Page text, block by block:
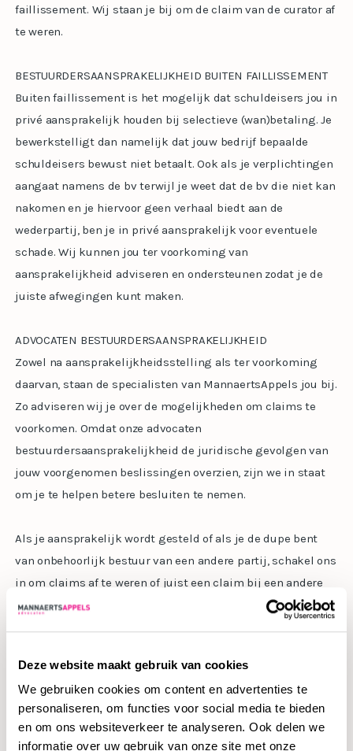
Deze website maakt gebruik van cookies
We gebruiken cookies om content en advertenties te
personaliseren, om functies voor social media te bieden
en om ons websiteverkeer te analyseren. Ook delen we
informatie over uw gebruik van onze site met onze
faillissement. Wij staan je bij om de claim van de curator af
te weren.
BESTUURDERSAANSPRAKELIJKHEID BUITEN FAILLISSEMENT
Buiten faillissement is het mogelijk dat schuldeisers jou in
privé aansprakelijk houden bij selectieve (wan)betaling. Je
bewerkstelligt dan namelijk dat jouw bedrijf bepaalde
schuldeisers bewust niet betaalt. Ook als je verplichtingen
aangaat namens de bv terwijl je weet dat de bv die niet kan
nakomen en je hiervoor geen verhaal biedt aan de
wederpartij, ben je in privé aansprakelijk voor eventuele
schade. Wij kunnen jou ter voorkoming van
aansprakelijkheid adviseren en ondersteunen zodat je de
juiste afwegingen kunt maken.
ADVOCATEN BESTUURDERSAANSPRAKELIJKHEID
Zowel na aansprakelijkheidsstelling als ter voorkoming
daarvan, staan de specialisten van MannaertsAppels jou bij.
Zo adviseren wij je over de mogelijkheden om claims te
voorkomen. Omdat onze advocaten
bestuurdersaansprakelijkheid de juridische gevolgen van
jouw voorgenomen beslissingen overzien, zijn we in staat
om je te helpen betere besluiten te nemen.
Als je aansprakelijk wordt gesteld of als je de dupe bent
van onbehoorlijk bestuur van een andere partij, schakel ons
in om claims af te weren of juist een claim bij een andere
partij neer te leggen.
Tips bij voorkomen
aansprakelijkheid
Je komt als ondernemer voor veel uitdagingen te staan.